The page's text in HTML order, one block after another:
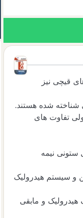
قیچی نیز
شناخته شده هستند.
ولی تفاوت های
ستونی نیمه
و سیستم هیدرولیک
و مابقی